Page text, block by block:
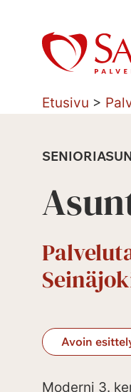
sisältöön
Etusivu >
Avoin
Moderni 3.